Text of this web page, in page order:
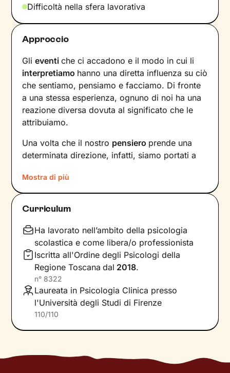
Difficoltà nella sfera lavorativa
Approccio
Glieventiche ci accadono e il modo in cui li
interpretiamo hanno una diretta influenza su ciò
che sentiamo, pensiamo e facciamo. Di fronte
a una stessa esperienza, ognuno di noi ha una
reazione diversa dovuta al significato che le
attribuiamo.
Una volta che il nostro pensiero prende una
determinata direzione, infatti, siamo portati a
modi che possono ostacolare il nostro
benessere.
Per interrompere questo il circolo vizioso e
innescare un cambiamento positivo
, è
necessario individuare pensieri e
comportamenti che causano emozioni
spiacevoli e andare a lavorare su di essi.
Il primo obiettivo dei nostri incontri sarà quello
di farti acquisire una maggioreconsapevolezza
delle modalità con cui interpreti gli eventi della
tua vita e di come queste condizionino le tue
reazioni. Nel frattempo andremo a scovare le
parallelo, affiancarle anuove abilità
Mostra di più
Curriculum
Ha lavorato nell’ambito della psicologia
scolastica e come libera/o professionista
Iscritta all'Ordine degli Psicologi della
Regione Toscana dal 2018.
n° 8322
Laureata in Psicologia Clinica presso
l'Università degli Studi di Firenze
110/110